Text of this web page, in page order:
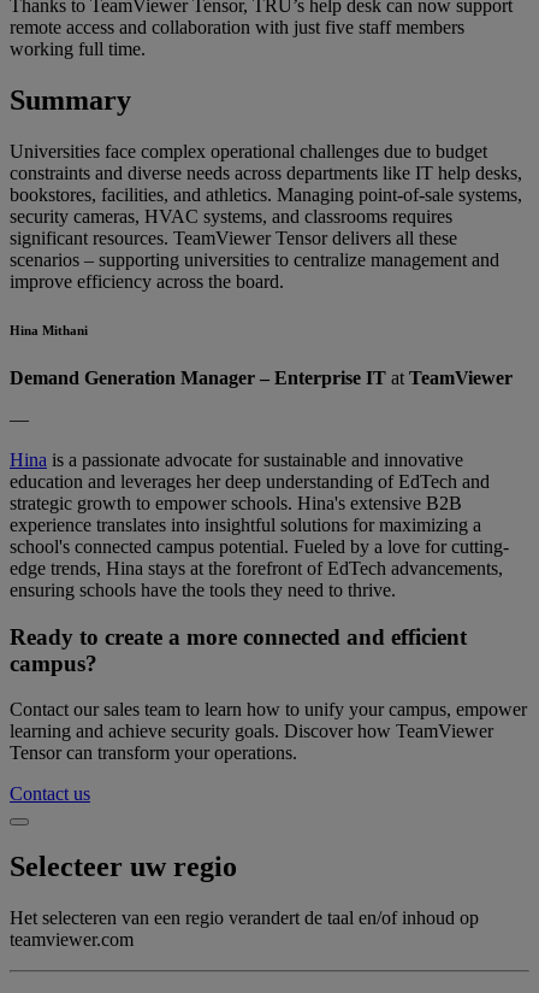
Thanks to TeamViewer Tensor, TRU’s help desk can now support
remote access and collaboration with just five staff members
working full time.
Summary
Universities face complex operational challenges due to budget
constraints and diverse needs across departments like IT help desks,
bookstores, facilities, and athletics. Managing point-of-sale systems,
security cameras, HVAC systems, and classrooms requires
significant resources. TeamViewer Tensor delivers all these
scenarios – supporting universities to centralize management and
improve efficiency across the board.
Hina Mithani
Demand Generation Manager – Enterprise IT at TeamViewer
—
Hina is a passionate advocate for sustainable and innovative
education and leverages her deep understanding of EdTech and
strategic growth to empower schools. Hina's extensive B2B
experience translates into insightful solutions for maximizing a
school's connected campus potential. Fueled by a love for cutting-
edge trends, Hina stays at the forefront of EdTech advancements,
ensuring schools have the tools they need to thrive.
Ready to create a more connected and efficient
campus?
Contact our sales team to learn how to unify your campus, empower
learning and achieve security goals. Discover how TeamViewer
Tensor can transform your operations.
Contact us
Selecteer uw regio
Het selecteren van een regio verandert de taal en/of inhoud op
teamviewer.com